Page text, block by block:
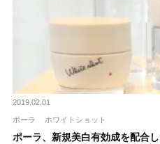
2019.02.01
ポーラ ホワイトショット
ポーラ、新規美白有効成を配合